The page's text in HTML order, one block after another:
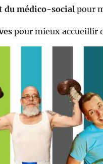
du médico-social pour
pour mieux accueillir